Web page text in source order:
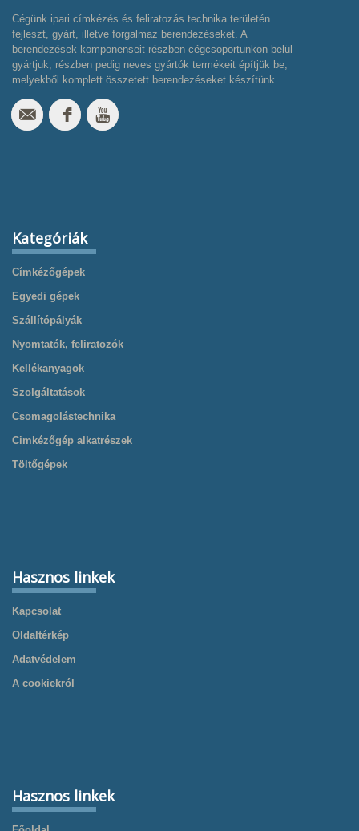
Cégünk ipari címkézés és feliratozás technika területén
fejleszt, gyárt, illetve forgalmaz berendezéseket. A
berendezések komponenseit részben cégcsoportunkon belül
gyártjuk, részben pedig neves gyártók termékeit építjük be,
melyekből komplett összetett berendezéseket készítünk
Kategóriák
Címkézőgépek
Egyedi gépek
Szállítópályák
Nyomtatók, feliratozók
Kellékanyagok
Szolgáltatások
Csomagolástechnika
Cimkézőgép alkatrészek
Töltőgépek
Hasznos linkek
Kapcsolat
Oldaltérkép
Adatvédelem
A cookiekról
Hasznos linkek